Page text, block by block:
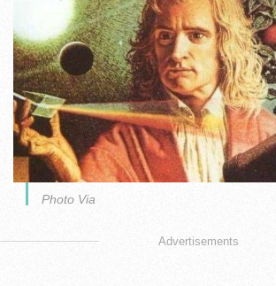
Photo Via
Advertisements